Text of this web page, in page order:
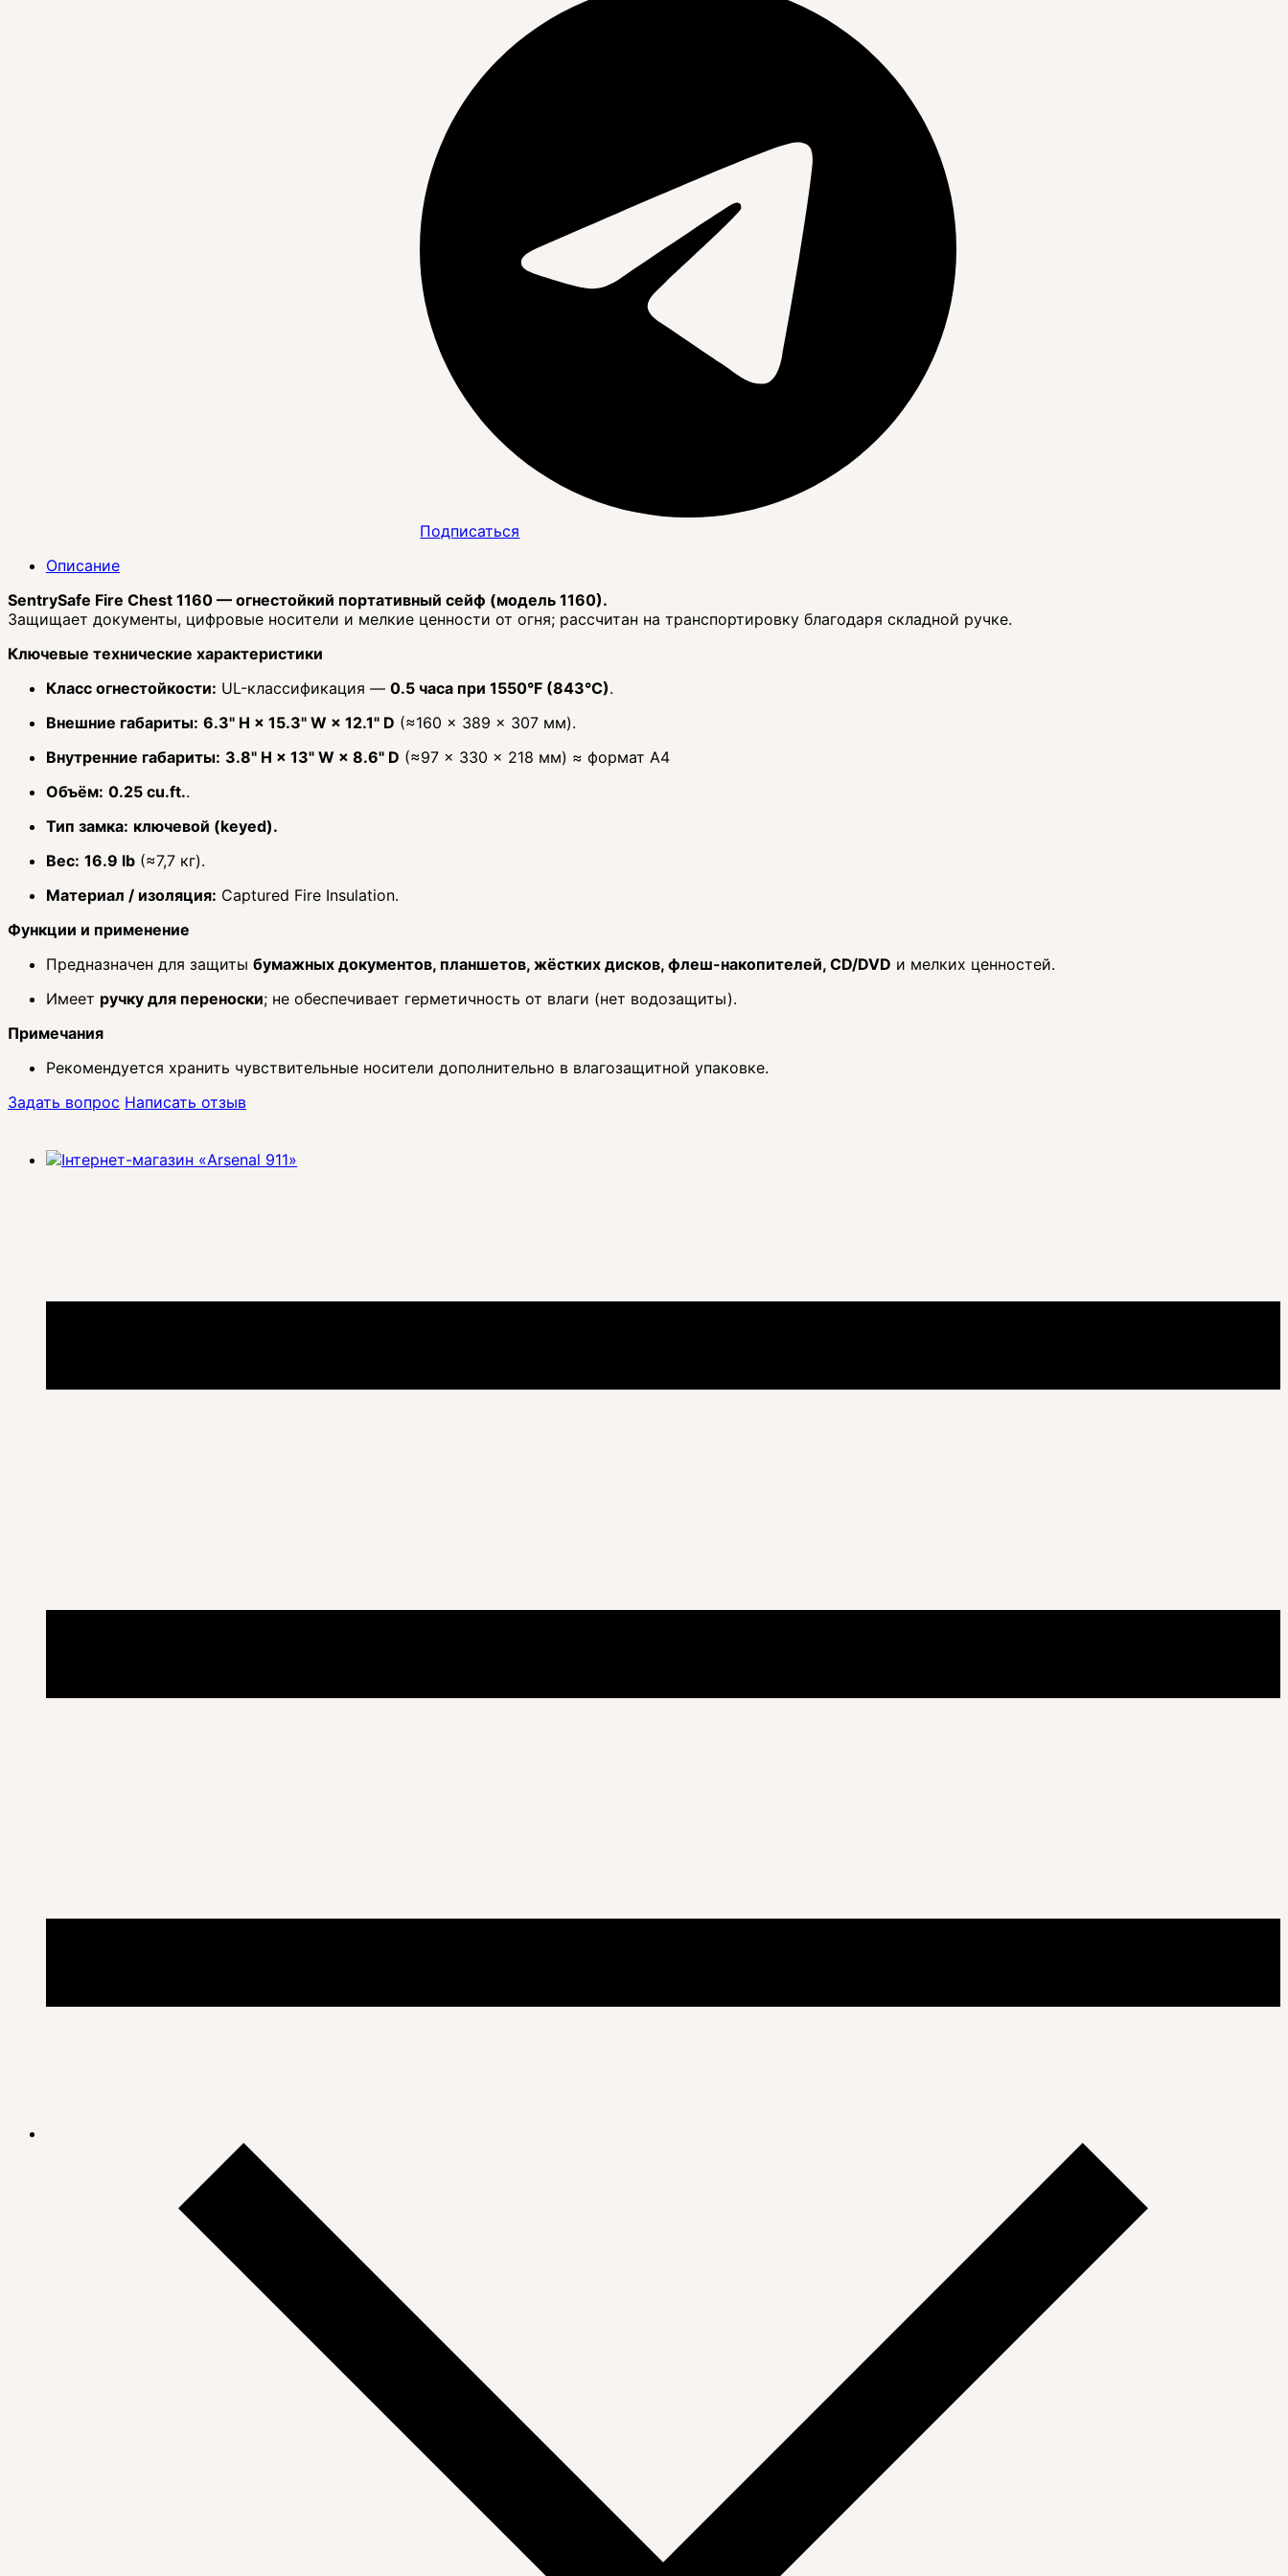
Подписаться
Описание
SentrySafe Fire Chest 1160 — огнестойкий портативный сейф (модель 1160).
Защищает документы, цифровые носители и мелкие ценности от огня; рассчитан на транспортировку благодаря складной ручке.
Ключевые технические характеристики
Класс огнестойкости: UL-классификация — 0.5 часа при 1550°F (843°C).
Внешние габариты: 6.3" H × 15.3" W × 12.1" D (≈160 × 389 × 307 мм).
Внутренние габариты: 3.8" H × 13" W × 8.6" D (≈97 × 330 × 218 мм) ≈ формат А4
Объём: 0.25 cu.ft..
Тип замка: ключевой (keyed).
Вес: 16.9 lb (≈7,7 кг).
Материал / изоляция: Captured Fire Insulation.
Функции и применение
Предназначен для защиты бумажных документов, планшетов, жёстких дисков, флеш-накопителей, CD/DVD и мелких ценностей.
Имеет ручку для переноски; не обеспечивает герметичность от влаги (нет водозащиты).
Примечания
Рекомендуется хранить чувствительные носители дополнительно в влагозащитной упаковке.
Задать вопрос Написать отзыв